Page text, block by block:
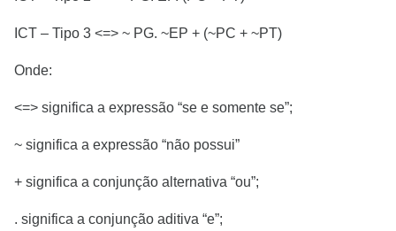
ICT – Tipo 3 <=> ~ PG. ~EP + (~PC + ~PT)
Onde:
<=> significa a expressão “se e somente se”;
~ significa a expressão “não possui”
+ significa a conjunção alternativa “ou”;
. significa a conjunção aditiva “e”;